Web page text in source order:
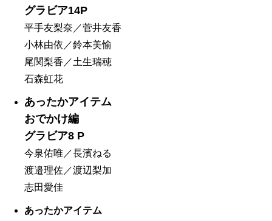
グラビア14P
平手友梨奈／菅井友香
小林由依／鈴本美愉
尾関梨香／土生瑞穂
石森虹花
あったかアイテム
おでかけ編
グラビア8 P
今泉佑唯／長濱ねる
渡邉理佐／渡辺梨加
志田愛佳
あったかアイテム